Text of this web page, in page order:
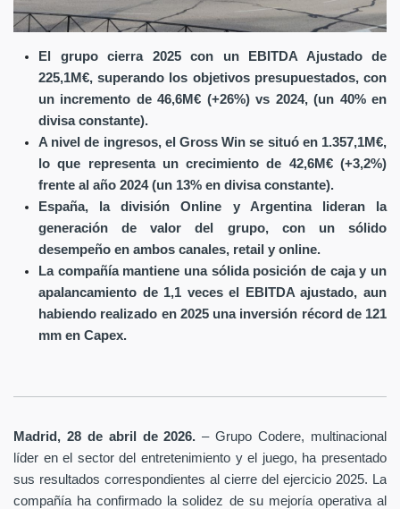
El grupo cierra 2025 con un EBITDA Ajustado de
225,1M€, superando los objetivos presupuestados, con
un incremento de 46,6M€ (+26%) vs 2024, (un 40% en
divisa constante).
A nivel de ingresos, el Gross Win se situó en 1.357,1M€,
lo que representa un crecimiento de 42,6M€ (+3,2%)
frente al año 2024 (un 13% en divisa constante).
España, la división Online y Argentina lideran la
generación de valor del grupo, con un sólido
desempeño en ambos canales, retail y online.
La compañía mantiene una sólida posición de caja y un
apalancamiento de 1,1 veces el EBITDA ajustado, aun
habiendo realizado en 2025 una inversión récord de 121
mm en Capex.
Madrid, 28 de abril de 2026. – Grupo Codere, multinacional
líder en el sector del entretenimiento y el juego, ha presentado
sus resultados correspondientes al cierre del ejercicio 2025. La
compañía ha confirmado la solidez de su mejoría operativa al